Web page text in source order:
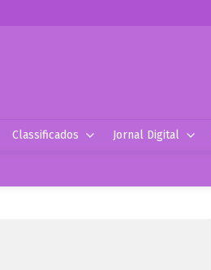
Classificados Jornal Digital